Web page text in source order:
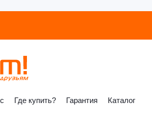
Где купить? Гарантия Каталог